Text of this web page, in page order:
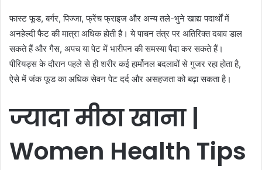
फास्ट फूड, बर्गर, पिज्जा, फ्रेंच फ्राइज और अन्य तले-भुने खाद्य पदार्थों में
अनहेल्दी फैट की मात्रा अधिक होती है। ये पाचन तंत्र पर अतिरिक्त दबाव डाल
सकते हैं और गैस, अपच या पेट में भारीपन की समस्या पैदा कर सकते हैं।
पीरियड्स के दौरान पहले से ही शरीर कई हार्मोनल बदलावों से गुजर रहा होता है,
ऐसे में जंक फूड का अधिक सेवन पेट दर्द और असहजता को बढ़ा सकता है।
ज्यादामीठाखाना |
Women Health Tips